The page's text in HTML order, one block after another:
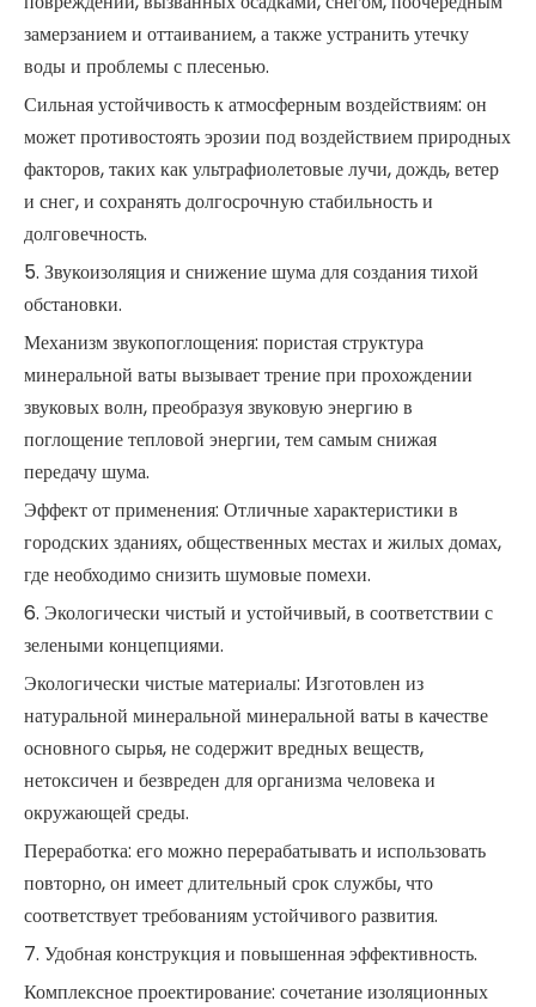
замерзанием и оттаиванием, а также устранить утечку
воды и проблемы с плесенью.
Сильная устойчивость к атмосферным воздействиям: он
может противостоять эрозии под воздействием природных
факторов, таких как ультрафиолетовые лучи, дождь, ветер
и снег, и сохранять долгосрочную стабильность и
долговечность.
5. Звукоизоляция и снижение шума для создания тихой
обстановки.
Механизм звукопоглощения: пористая структура
минеральной ваты вызывает трение при прохождении
звуковых волн, преобразуя звуковую энергию в
поглощение тепловой энергии, тем самым снижая
передачу шума.
Эффект от применения: Отличные характеристики в
городских зданиях, общественных местах и ​​жилых домах,
где необходимо снизить шумовые помехи.
6. Экологически чистый и устойчивый, в соответствии с
зелеными концепциями.
Экологически чистые материалы: Изготовлен из
натуральной минеральной минеральной ваты в качестве
основного сырья, не содержит вредных веществ,
нетоксичен и безвреден для организма человека и
окружающей среды.
Переработка: его можно перерабатывать и использовать
повторно, он имеет длительный срок службы, что
соответствует требованиям устойчивого развития.
7. Удобная конструкция и повышенная эффективность.
Комплексное проектирование: сочетание изоляционных